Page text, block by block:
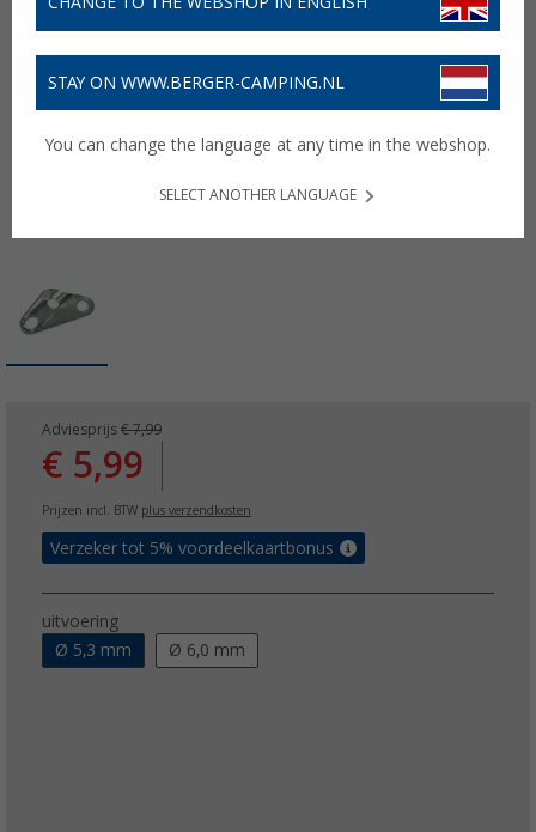
Adviesprijs € 7,99
€ 5,99
Prijzen incl. BTW plus verzendkosten
Verzeker tot 5% voordeelkaartbonus
uitvoering
Ø 5,3 mm
Ø 6,0 mm
STAY ON WWW.BERGER-CAMPING.NL
You can change the language at any time in the webshop.
SELECT ANOTHER LANGUAGE